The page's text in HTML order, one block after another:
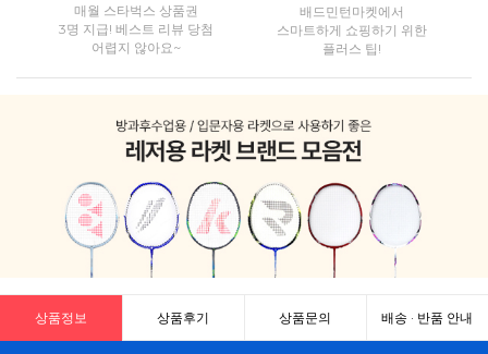
매월 스타벅스 상품권
3명 지급! 베스트 리뷰 당첨
어렵지 않아요~
배드민턴마켓에서
스마트하게 쇼핑하기 위한
플러스 팁!
상품정보 상품후기 상품문의 배송 · 반품 안내